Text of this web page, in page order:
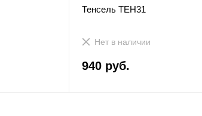
Тенсель ТЕН31
Нет в наличии
940 руб.